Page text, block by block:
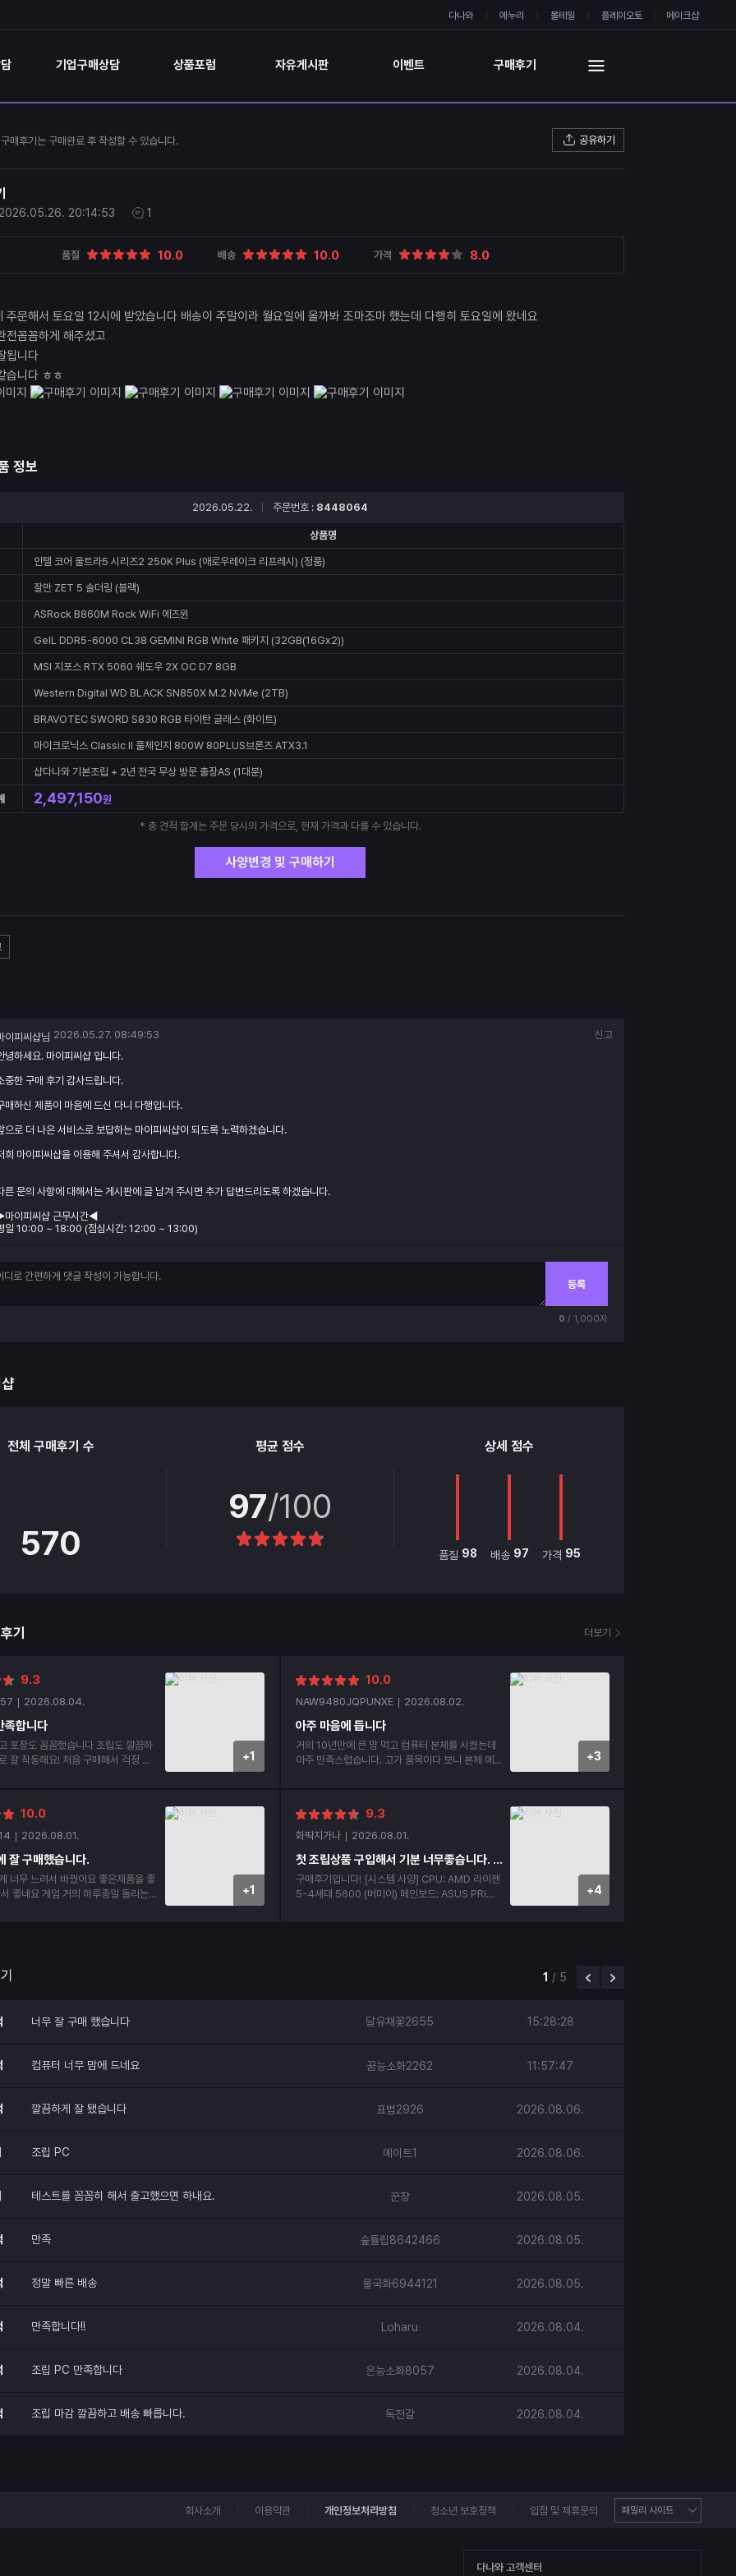
다나와 에누리 몰테일 플레이오토 메이크샵
기업구매상담 상품포럼 자유게시판 이벤트 구매후기
구매후기는 구매완료 후 작성할 수 있습니다. 공유하기
20:14:53 1
품질 10.0 배송 10.0 가격 8.0
주문해서 토요일 12시에 받았습니다 배송이 주말이라 월요일에 올까봐 조마조마 했는데 다행히 토요일에 왔네요
전꼼꼼하게 해주셨고
됩니다
습니다 ㅎㅎ
정보
2026.05.22. 주문번호 : 8448064
상품명
인텔 코어 울트라5 시리즈2 250K Plus (애로우레이크 리프레시) (정품)
잘만 ZET 5 솔더링 (블랙)
ASRock B860M Rock WiFi 에즈윈
GeIL DDR5-6000 CL38 GEMINI RGB White 패키지 (32GB(16Gx2))
MSI 지포스 RTX 5060 쉐도우 2X OC D7 8GB
Western Digital WD BLACK SN850X M.2 NVMe (2TB)
BRAVOTEC SWORD S830 RGB 타이탄 글래스 (화이트)
마이크로닉스 Classic II 풀체인지 800W 80PLUS브론즈 ATX3.1
샵다나와 기본조립 + 2년 전국 무상 방문 출장AS (1대분)
2,497,150원
* 총 견적 합계는 주문 당시의 가격으로, 현재 가격과 다를 수 있습니다.
사양변경 및 구매하기
이피씨샵님 2026.05.27. 08:49:53
녕하세요. 마이피씨샵 입니다.
중한 구매 후기 감사드립니다.
매하신 제품이 마음에 드신 다니 다행입니다.
으로 더 나은 서비스로 보답하는 마이피씨샵이 되도록 노력하겠습니다.
희 마이피씨샵을 이용해 주셔서 감사합니다.
른 문의 사항에 대해서는 게시판에 글 남겨 주시면 추가 답변드리도록 하겠습니다.
이피씨샵 근무시간◀
일 10:00 ~ 18:00 (점심시간: 12:00 ~ 13:00)
신고
등록
0 / 1,000자
전체 구매후기 수
570
평균 점수
97/100
상세 점수
품질 98 배송 97 가격 95
기 더보기
9.3
2026.08.04.
족합니다
포장도 꼼꼼했습니다 조립도 깔끔하
잘 작동해요! 처음 구매해서 걱정 많
+1
10.0
NAW9480JQPUNXE 2026.08.02.
아주 마음에 듭니다
거의 10년만에 큰 맘 먹고 컴퓨터 본체를 시켰는데
아주 만족스럽습니다. 고가 품목이다 보니 본체 에어
청 안했는데 신청 안하신거 맞냐로 확인 전화도 먼저
해주시고 친절하기까지 하시네요 괜히 평점 높은 곳
킬 수 있다는 생각이 드네요
+3
10.0
2026.08.01.
잘 구매했습니다.
너무 느려서 바꿨어요 좋은제품을 좋
좋네요 게임 거의 하루종일 돌리는데
+1
9.3
화딱지가나 2026.08.01.
첫 조립상품 구입해서 기분 너무좋습니다. 구매후기입니당!!!!
구매후기입니다! [시스템 사양] CPU: AMD 라이젠
5-4세대 5600 (버미어) 메인보드: ASUS PRIME
마음에 듭니다! 윈도우 세팅까지 다 마친 상태로 도
끔하고 저희 집이랑 너무 잘어울려서 만족스럽게 잘
구매할게요! 믿고 살 수 있을 것 같습니다.
+4
1 / 5
너무 잘 구매 했습니다 달유채꽃2655 15:28:28
컴퓨터 너무 맘에 드네요 꿈능소화2262 11:57:47
깔끔하게 잘 됐습니다 표범2926 2026.08.06.
조립 PC 메이트1 2026.08.06.
테스트를 꼼꼼히 해서 출고했으면 하내요. 꾼장 2026.08.05.
만족 숲튤립8642466 2026.08.05.
정말 빠른 배송 물국화6944121 2026.08.05.
만족합니다!! Loharu 2026.08.04.
조립 PC 만족합니다 은능소화8057 2026.08.04.
조립 마감 깔끔하고 배송 빠릅니다. 독전갈 2026.08.04.
회사소개 이용약관 개인정보처리방침 청소년 보호정책 입점 및 제휴문의
다나와 고객센터